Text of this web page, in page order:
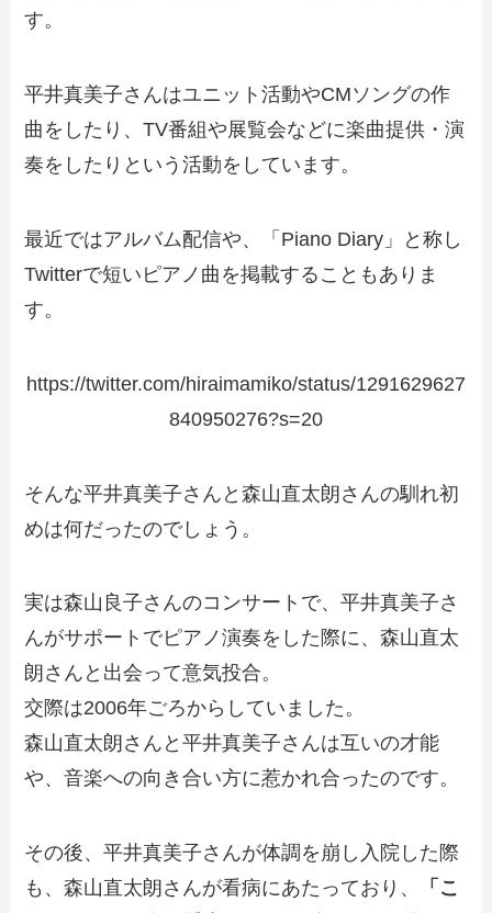
す。
平井真美子さんはユニット活動やCMソングの作
曲をしたり、TV番組や展覧会などに楽曲提供・演
奏をしたりという活動をしています。
最近ではアルバム配信や、「Piano Diary」と称し
Twitterで短いピアノ曲を掲載することもありま
す。
https://twitter.com/hiraimamiko/status/1291629627
840950276?s=20
そんな平井真美子さんと森山直太朗さんの馴れ初
めは何だったのでしょう。
実は森山良子さんのコンサートで、平井真美子さ
んがサポートでピアノ演奏をした際に、森山直太
朗さんと出会って意気投合。
交際は2006年ごろからしていました。
森山直太朗さんと平井真美子さんは互いの才能
や、音楽への向き合い方に惹かれ合ったのです。
その後、平井真美子さんが体調を崩し入院した際
も、森山直太朗さんが看病にあたっており、
「こ